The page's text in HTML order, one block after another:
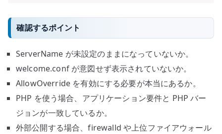
確認するポイント
ServerName が未設定のままになっていないか。
welcome.conf が意図せず表示されていないか。
AllowOverride を有効にする必要が本当にあるか。
PHP を使う場合、アプリケーション要件と PHP バー
ジョンが一致しているか。
外部公開する場合、firewalld や上位ファイアウォール